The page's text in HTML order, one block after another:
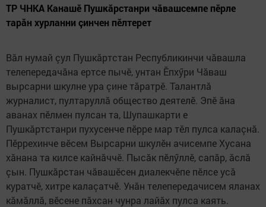
ТР ЧНКА Канашӗ Пушкăрстанри чăвашсемпе пӗрле
тарăн хурланни çинчен пӗлтерет
Вăл нумай çул Пушкăртстан Республикинчи чăвашла
телепередачăна ертсе пычӗ, унтан Ӗпхӳри Чăваш
вырсарни шкулне ура çине тăратрӗ. Талантлă
журналист, пултаруллă общество деятелӗ. Эпӗ ăна
аванах пӗлмен пулсан та, Шупашкарти е
Пушкăртстанри пухусенче пӗрре мар тӗл пулса калаçнă.
Пӗррехинче вӗсем Вырсарни шкулӗн ачисемпе Хусана
хăнана та килсе кайнăччӗ. Пысăк пӗлӳллӗ, сапăр, ăслă
çын. Пушкăрстан чăвашӗсен диалекчӗпе пӗлсе усă
куратчӗ, хитре калаçатчӗ. Унăн телепередачисем яланах
кăмăллă, вӗсене пăхсан чунра лайăх пулса каять.